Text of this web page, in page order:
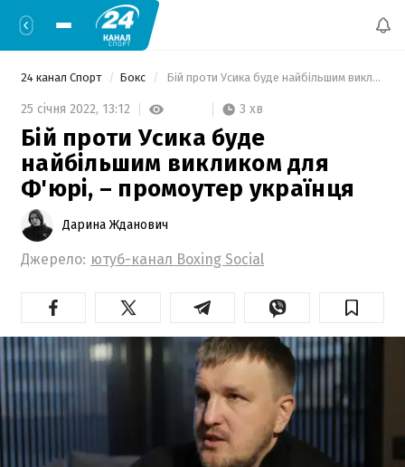
24 канал Спорт Бокс Бій проти Усика буде найбільшим викликом для Ф'юрі, – промоутер українця
25 січня 2022, 13:12 3 хв
Бій проти Усика буде
найбільшим викликом для
Ф'юрі, – промоутер українця
Дарина Жданович
Джерело: ютуб-канал Boxing Social